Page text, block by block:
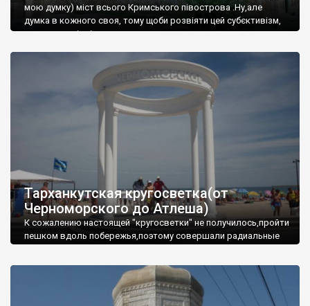
мою думку) міст всього Кримського півострова .Ну,але
думка в кожного своя, тому щоби розвіяти цей субєктивізм,
запрошую відвідати це
Тарханкутская кругосветка(от
Черноморского до Атлеша)
К сожалению настоящей "кругосветки" не получилось,пройти
пешком вдоль побережья,поэтому совершали радиальные